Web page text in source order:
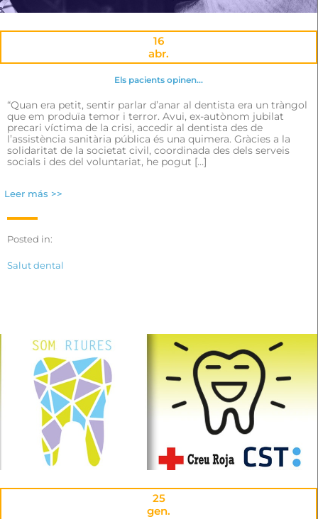
16
abr.
Els pacients opinen…
“Quan era petit, sentir parlar d’anar al dentista era un tràngol
que em produïa temor i terror. Avui, ex-autònom jubilat
precari víctima de la crisi, accedir al dentista des de
l’assistència sanitària pública és una quimera. Gràcies a la
solidaritat de la societat civil, coordinada des dels serveis
socials i des del voluntariat, he pogut […]
Leer más >>
Posted in:
Salut dental
25
gen.